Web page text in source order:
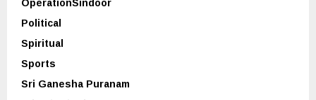
Political
Spiritual
Sports
Sri Ganesha Puranam